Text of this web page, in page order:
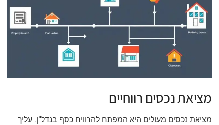
מציאת נכסים רווחיים
מציאת נכסים מעולים היא המפתח להרוויח כסף בנדל"ן. עליך